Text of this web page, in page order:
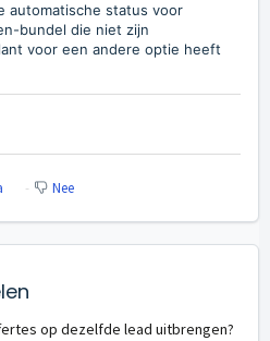
automatische status voor
bundel die niet zijn
voor een andere optie heeft
Nee
op dezelfde lead uitbrengen?